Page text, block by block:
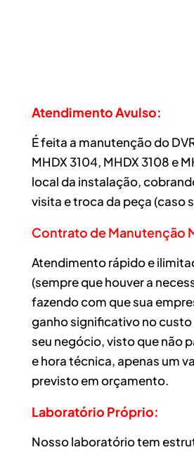
Atendimento Avulso:
É feita a manutenção do
MHDX 3104, MHDX 3108 e
local da instalação,
visita e troca da peça (caso
Contrato de Manutenção
Atendimento rápido e
(sempre que houver a
fazendo com que sua
ganho significativo no
seu negócio, visto que não
e hora técnica, apenas um
previsto em orçamento.
Laboratório Próprio:
Nosso laboratório tem